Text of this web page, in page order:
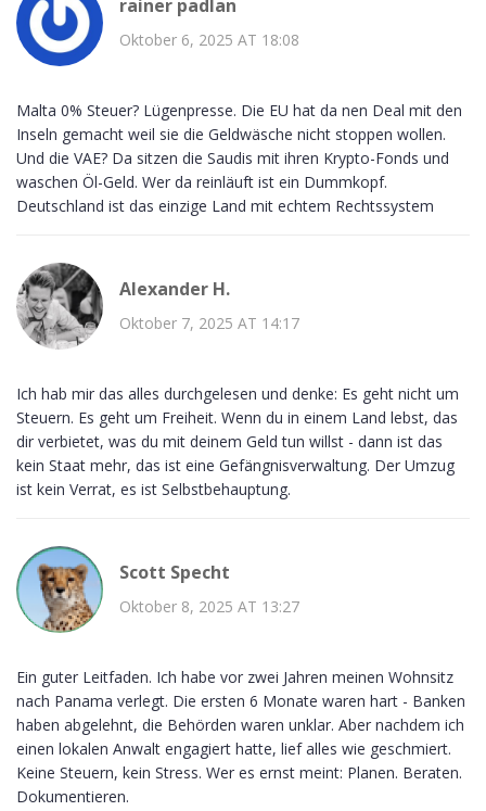
rainer padlan
Oktober 6, 2025 AT 18:08
Malta 0% Steuer? Lügenpresse. Die EU hat da nen Deal mit den
Inseln gemacht weil sie die Geldwäsche nicht stoppen wollen.
Und die VAE? Da sitzen die Saudis mit ihren Krypto-Fonds und
waschen Öl-Geld. Wer da reinläuft ist ein Dummkopf.
Deutschland ist das einzige Land mit echtem Rechtssystem
Alexander H.
Oktober 7, 2025 AT 14:17
Ich hab mir das alles durchgelesen und denke: Es geht nicht um
Steuern. Es geht um Freiheit. Wenn du in einem Land lebst, das
dir verbietet, was du mit deinem Geld tun willst - dann ist das
kein Staat mehr, das ist eine Gefängnisverwaltung. Der Umzug
ist kein Verrat, es ist Selbstbehauptung.
Scott Specht
Oktober 8, 2025 AT 13:27
Ein guter Leitfaden. Ich habe vor zwei Jahren meinen Wohnsitz
nach Panama verlegt. Die ersten 6 Monate waren hart - Banken
haben abgelehnt, die Behörden waren unklar. Aber nachdem ich
einen lokalen Anwalt engagiert hatte, lief alles wie geschmiert.
Keine Steuern, kein Stress. Wer es ernst meint: Planen. Beraten.
Dokumentieren.